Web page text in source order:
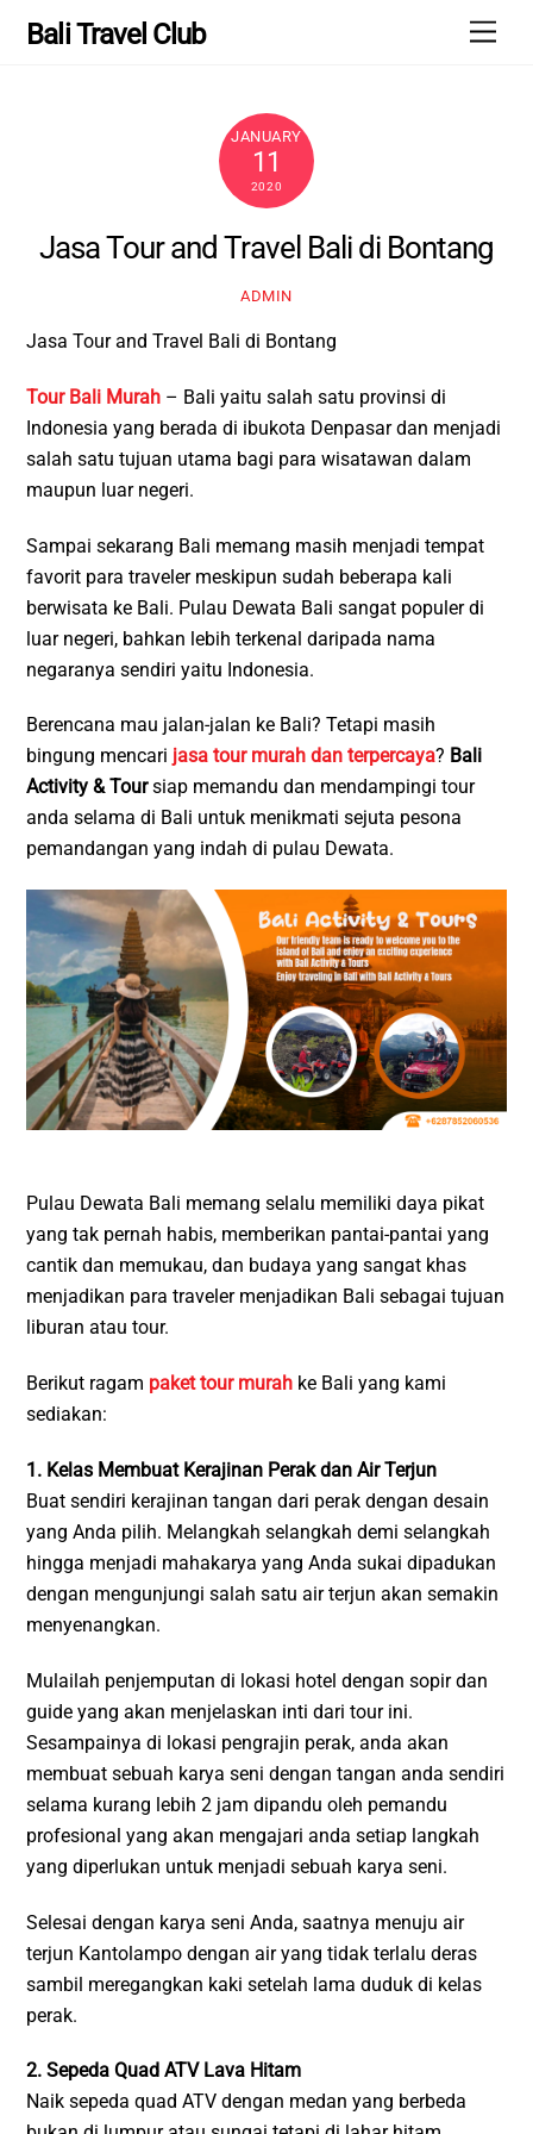
Bali Travel Club
JANUARY
11
2020
Jasa Tour and Travel Bali di Bontang
ADMIN
Jasa Tour and Travel Bali di Bontang
Tour Bali Murah – Bali yaitu salah satu provinsi di
Indonesia yang berada di ibukota Denpasar dan menjadi
salah satu tujuan utama bagi para wisatawan dalam
maupun luar negeri.
Sampai sekarang Bali memang masih menjadi tempat
favorit para traveler meskipun sudah beberapa kali
berwisata ke Bali. Pulau Dewata Bali sangat populer di
luar negeri, bahkan lebih terkenal daripada nama
negaranya sendiri yaitu Indonesia.
Berencana mau jalan-jalan ke Bali? Tetapi masih
bingung mencari jasa tour murah dan terpercaya? Bali
Activity & Toursiap memandu dan mendampingi tour
anda selama di Bali untuk menikmati sejuta pesona
pemandangan yang indah di pulau Dewata.
Pulau Dewata Bali memang selalu memiliki daya pikat
yang tak pernah habis, memberikan pantai-pantai yang
cantik dan memukau, dan budaya yang sangat khas
menjadikan para traveler menjadikan Bali sebagai tujuan
liburan atau tour.
Berikut ragam paket tour murah ke Bali yang kami
sediakan:
1. Kelas Membuat Kerajinan Perak dan Air Terjun
Buat sendiri kerajinan tangan dari perak dengan desain
yang Anda pilih. Melangkah selangkah demi selangkah
hingga menjadi mahakarya yang Anda sukai dipadukan
dengan mengunjungi salah satu air terjun akan semakin
menyenangkan.
Mulailah penjemputan di lokasi hotel dengan sopir dan
guide yang akan menjelaskan inti dari tour ini.
Sesampainya di lokasi pengrajin perak, anda akan
membuat sebuah karya seni dengan tangan anda sendiri
selama kurang lebih 2 jam dipandu oleh pemandu
profesional yang akan mengajari anda setiap langkah
yang diperlukan untuk menjadi sebuah karya seni.
Selesai dengan karya seni Anda, saatnya menuju air
terjun Kantolampo dengan air yang tidak terlalu deras
sambil meregangkan kaki setelah lama duduk di kelas
perak.
2. Sepeda Quad ATV Lava Hitam
Naik sepeda quad ATV dengan medan yang berbeda